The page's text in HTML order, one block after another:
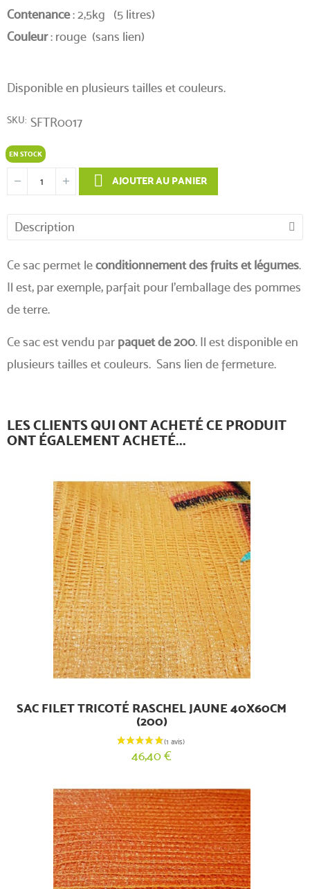
Contenance: 2,5kg (5 litres)
Couleur: rouge (sans lien)
Disponible en plusieurs tailles et couleurs.
SKU SFTR0017
EN STOCK
AJOUTER AU PANIER
Description
Ce sac permet leconditionnement des fruits et légumes.
Il est, par exemple, parfait pour l'emballage des pommes
de terre.
Ce sac est vendu par paquet de 200. Il est disponible en
plusieurs tailles et couleurs. Sans lien de fermeture.
LES CLIENTS QUI ONT ACHETÉ CE PRODUIT
ONT ÉGALEMENT ACHETÉ...
SAC FILET TRICOTÉ RASCHEL JAUNE 40X60CM
(200)
46,40 €